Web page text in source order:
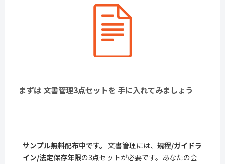
まずは 文書管理3点セットを 手に入れてみましょう
サンプル無料配布中です。 文書管理には、 規程/ガイドラ
イン/法定保存年限の3点セットが必要です。あなたの会